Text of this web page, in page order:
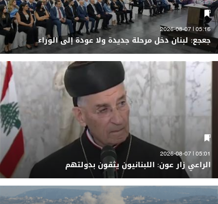
05:16 | 2026-08-07
جعجع: لبنان دخل مرحلة جديدة ولا عودة إلى الوراء
05:01 | 2026-08-07
الراعي زار عون: اللبنانيون يثقون بدولتهم